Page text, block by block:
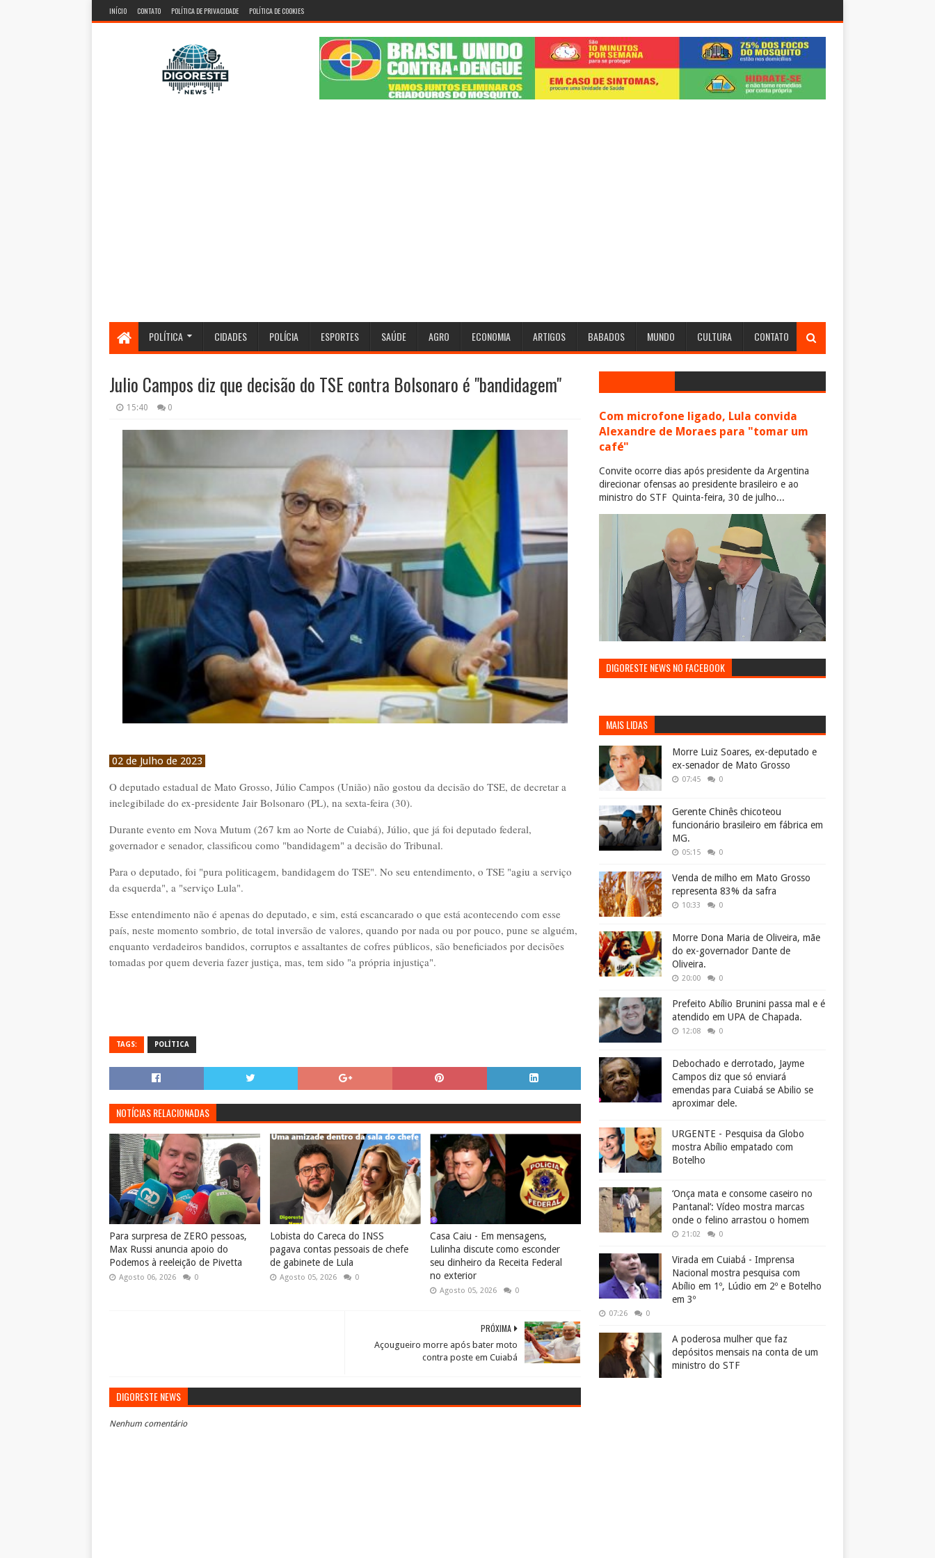
INÍCIO CONTATO POLÍTICA DE PRIVACIDADE POLÍTICA DE COOKIES
POLÍTICA CIDADES POLÍCIA ESPORTES SAÚDE AGRO ECONOMIA ARTIGOS BABADOS MUNDO CULTURA CONTATO
Julio Campos diz que decisão do TSE contra Bolsonaro é "bandidagem"
15:40 0
02 de Julho de 2023
O deputado estadual de Mato Grosso, Júlio Campos (União) não gostou da decisão do TSE, de decretar a
inelegibilade do ex-presidente Jair Bolsonaro (PL), na sexta-feira (30).
Durante evento em Nova Mutum (267 km ao Norte de Cuiabá), Júlio, que já foi deputado federal,
governador e senador, classificou como "bandidagem" a decisão do Tribunal.
Para o deputado, foi "pura politicagem, bandidagem do TSE". No seu entendimento, o TSE "agiu a serviço
da esquerda", a "serviço Lula".
Esse entendimento não é apenas do deputado, e sim, está escancarado o que está acontecendo com esse
país, neste momento sombrio, de total inversão de valores, quando por nada ou por pouco, pune se alguém,
enquanto verdadeiros bandidos, corruptos e assaltantes de cofres públicos, são beneficiados por decisões
tomadas por quem deveria fazer justiça, mas, tem sido "a própria injustiça".
TAGS: POLÍTICA
NOTÍCIAS RELACIONADAS
Para surpresa de ZERO pessoas,
Max Russi anuncia apoio do
Podemos à reeleição de Pivetta
Agosto 06, 2026 0
Lobista do Careca do INSS
pagava contas pessoais de chefe
de gabinete de Lula
Agosto 05, 2026 0
Casa Caiu - Em mensagens,
Lulinha discute como esconder
seu dinheiro da Receita Federal
no exterior
Agosto 05, 2026 0
PRÓXIMA
Açougueiro morre após bater moto
contra poste em Cuiabá
DIGORESTE NEWS
Nenhum comentário
Com microfone ligado, Lula convida
Alexandre de Moraes para "tomar um
café"
Convite ocorre dias após presidente da Argentina
direcionar ofensas ao presidente brasileiro e ao
ministro do STF Quinta-feira, 30 de julho...
DIGORESTE NEWS NO FACEBOOK
MAIS LIDAS
Morre Luiz Soares, ex-deputado e
ex-senador de Mato Grosso
07:45 0
Gerente Chinês chicoteou
funcionário brasileiro em fábrica em
MG.
05:15 0
Venda de milho em Mato Grosso
representa 83% da safra
10:33 0
Morre Dona Maria de Oliveira, mãe
do ex-governador Dante de
Oliveira.
20:00 0
Prefeito Abílio Brunini passa mal e é
atendido em UPA de Chapada.
12:08 0
Debochado e derrotado, Jayme
Campos diz que só enviará
emendas para Cuiabá se Abilio se
aproximar dele.
URGENTE - Pesquisa da Globo
mostra Abílio empatado com
Botelho
‘Onça mata e consome caseiro no
Pantanal’: Vídeo mostra marcas
onde o felino arrastou o homem
21:02 0
Virada em Cuiabá - Imprensa
Nacional mostra pesquisa com
Abílio em 1º, Lúdio em 2º e Botelho
em 3º
07:26 0
A poderosa mulher que faz
depósitos mensais na conta de um
ministro do STF